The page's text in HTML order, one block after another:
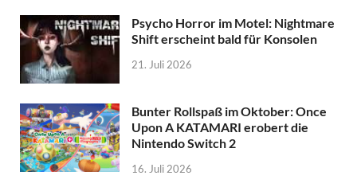
Psycho Horror im Motel: Nightmare
Shift erscheint bald für Konsolen
21. Juli 2026
Bunter Rollspaß im Oktober: Once
Upon A KATAMARI erobert die
Nintendo Switch 2
16. Juli 2026